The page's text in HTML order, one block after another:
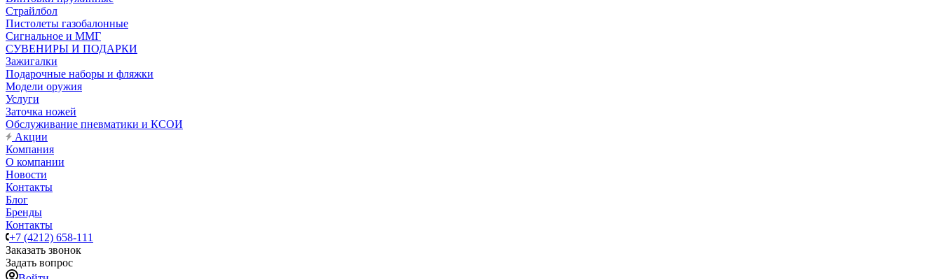
Страйлбол
Пистолеты газобалонные
Сигнальное и ММГ
СУВЕНИРЫ И ПОДАРКИ
Зажигалки
Подарочные наборы и фляжки
Модели оружия
Услуги
Заточка ножей
Обслуживание пневматики и КСОИ
Акции
Компания
О компании
Новости
Контакты
Блог
Бренды
Контакты
+7 (4212) 658-111
Заказать звонок
Задать вопрос